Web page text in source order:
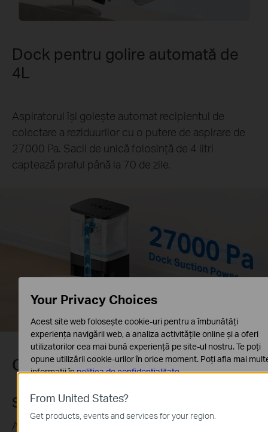
Dock pentru golire automată de
4L
Aspiratorul își golește automat recipientul de
colectare a reziduurilor cu o putere de aspirare de
27000 Pa. Sacii de unică folosință de 4 litri
captează praful până la 70 de zile.
Curățare personalizată
Selectare cameră principală
Accurately recognizes different floors and creates
From United States?
Get products, events and services for your region.
Your Privacy Choices
Acest site web folosește cookie-uri pentru a îmbunătăți
experiența navigării web, a analiza activitățile online și a oferi
utilizatorilor cea mai bună experiență pe site-ul nostru. Te poți
opune utilizării cookie-urilor în orice moment. Poți afla mai
informații înpolitica de confidențialitate.
Cookie-uri de bază
Aceste cookie-uri sunt necesare pentru funcționarea site-ului
web și nu pot fi dezactivate în sistemele tale